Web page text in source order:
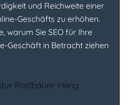
und Reichweite einer
Geschäfts zu erhöhen.
warum Sie SEO für Ihre
Geschäft in Betracht ziehen